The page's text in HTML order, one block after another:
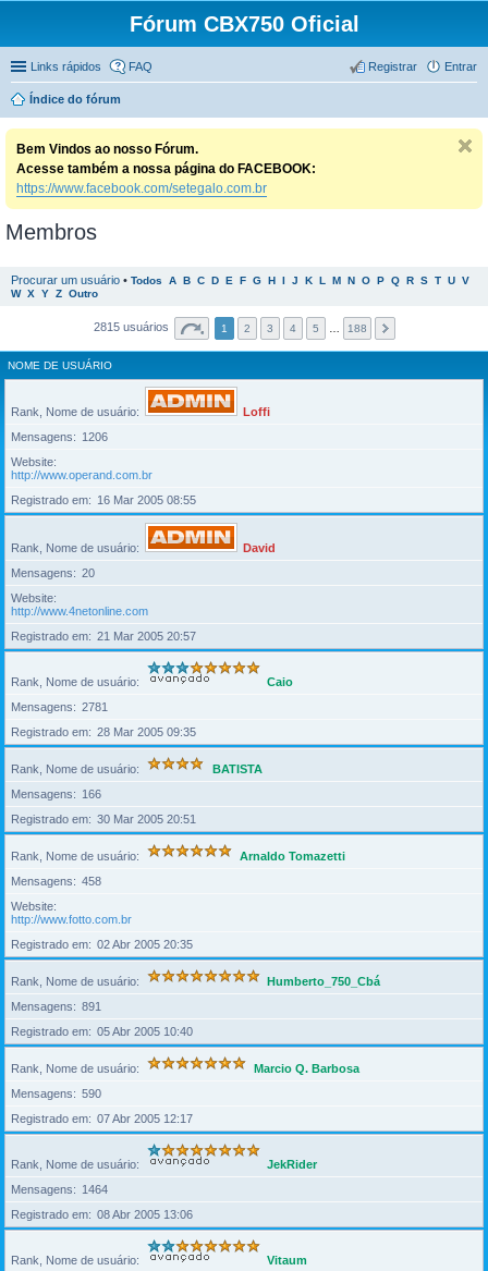
Fórum CBX750 Oficial
Links rápidos FAQ Entrar
Registrar
Índice do fórum
Bem Vindos ao nosso Fórum.
Acesse também a nossa página do FACEBOOK:
https://www.facebook.com/setegalo.com.br
Membros
Procurar um usuário • Todos A B C D E F G H I J K L M N O P Q R S T U V
W X Y Z Outro
2815 usuários 1 2 3 4 5 188
NOME DE USUÁRIO
Rank, Nome de usuário
Loffi
Mensagens
1206
Website
http://www.operand.com.br
Registrado em
16 Mar 2005 08:55
Rank, Nome de usuário
David
Mensagens
20
Website
http://www.4netonline.com
Registrado em
21 Mar 2005 20:57
Rank, Nome de usuário
Caio
Mensagens
2781
Registrado em
28 Mar 2005 09:35
Rank, Nome de usuário
BATISTA
Mensagens
166
Registrado em
30 Mar 2005 20:51
Rank, Nome de usuário
Arnaldo Tomazetti
Mensagens
458
Website
http://www.fotto.com.br
Registrado em
02 Abr 2005 20:35
Rank, Nome de usuário
Humberto_750_Cbá
Mensagens
891
Registrado em
05 Abr 2005 10:40
Rank, Nome de usuário
Marcio Q. Barbosa
Mensagens
590
Registrado em
07 Abr 2005 12:17
Rank, Nome de usuário
JekRider
Mensagens
1464
Registrado em
08 Abr 2005 13:06
Rank, Nome de usuário
Vitaum